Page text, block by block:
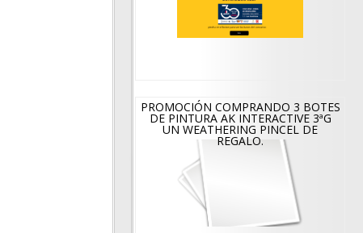
PROMOCIÓN COMPRANDO 3 BOTES
DE PINTURA AK INTERACTIVE 3ªG
UN WEATHERING PINCEL DE
REGALO.